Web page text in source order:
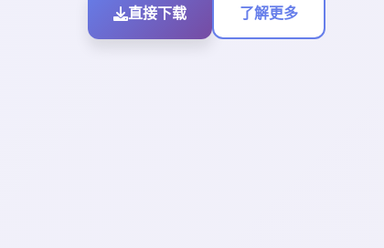
直接下载 了解更多